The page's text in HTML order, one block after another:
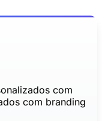
com
com branding